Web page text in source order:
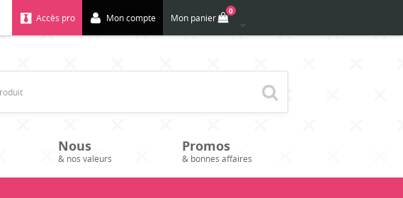
Accès pro Mon compte Mon panier
0
Nous
& nos valeurs
Promos
& bonnes affaires